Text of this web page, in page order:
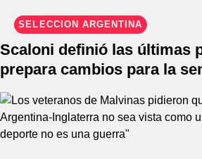
SELECCIÓN ARGENTINA
Scaloni definió las últimas
prepara cambios para la